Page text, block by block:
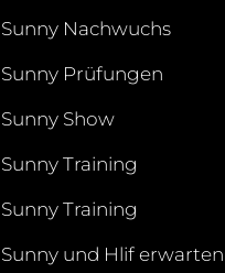
Sunny Nachwuchs
Sunny Prüfungen
Sunny Show
Sunny Training
Sunny Training
Sunny und Hlif